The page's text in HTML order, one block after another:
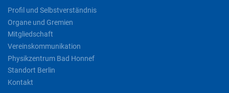
Profil und Selbstverständnis
Organe und Gremien
Mitgliedschaft
Vereinskommunikation
Physikzentrum Bad Honnef
Standort Berlin
Kontakt